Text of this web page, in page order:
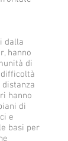
dalla
hanno
di
distanza
hanno
di
e
basi per